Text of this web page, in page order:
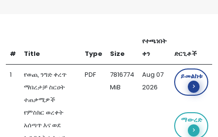
# Title Type Size
የተጫነበት
ቀን
ድርጊቶች
1
የወጪ ንግድ ቀረጥ
ማበረታቻ ስርዐት
ተጠቃሚዎች
የምስክር ወረቀት
አሰጣጥ እና ወደ
PDF
7816774
MiB
Aug 07
2026
ይመልከቱ
ማውረድ